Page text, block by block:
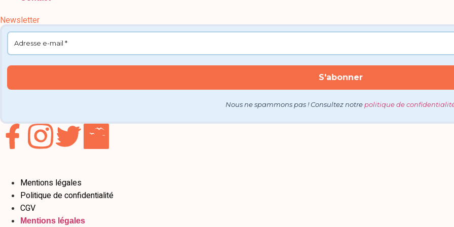
Newsletter
Nous ne spammons pas ! Consultez notre politique de
Mentions légales
Politique de confidentialité
CGV
Mentions légales